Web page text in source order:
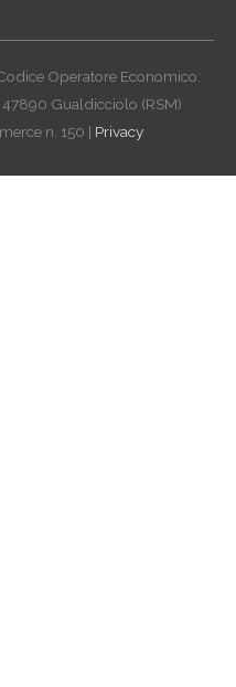
Operatore Economico:
47890 Gualdicciolo (RSM)
n. 150 | Privacy